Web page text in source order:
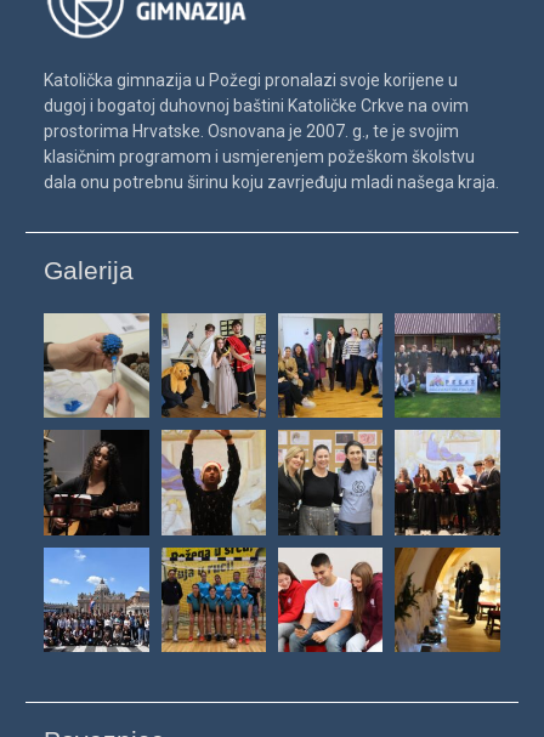
Katolička gimnazija u Požegi pronalazi svoje korijene u
dugoj i bogatoj duhovnoj baštini Katoličke Crkve na ovim
prostorima Hrvatske. Osnovana je 2007. g., te je svojim
klasičnim programom i usmjerenjem požeškom školstvu
dala onu potrebnu širinu koju zavrjeđuju mladi našega kraja.
Galerija